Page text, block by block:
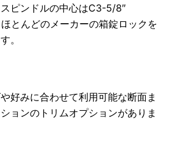
ピンドルの中心はC3-5/8″
とんどのメーカーの箱錠ロックを
。
好みに合わせて利用可能な断面ま
ョンのトリムオプションがありま